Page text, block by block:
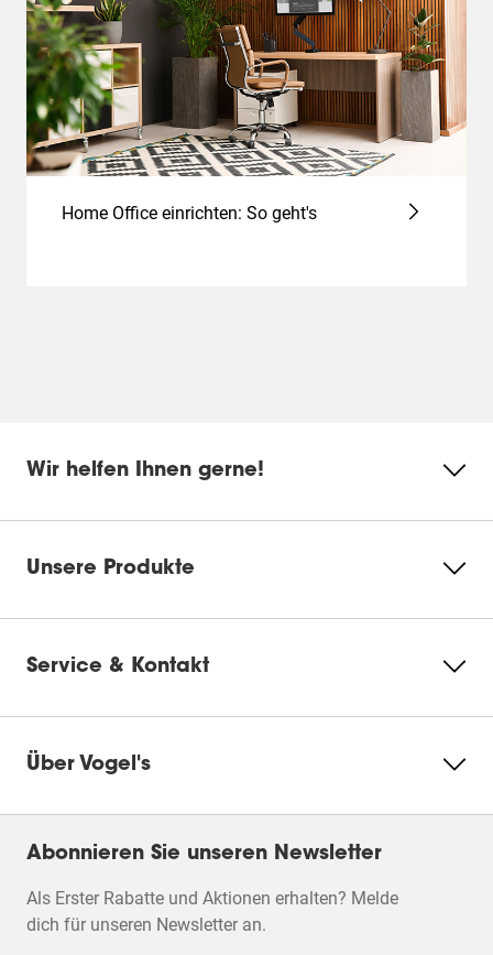
Home Office einrichten: So geht's
Wir helfen Ihnen gerne!
Unsere Produkte
Service & Kontakt
Über Vogel's
Abonnieren Sie unseren Newsletter
Als Erster Rabatte und Aktionen erhalten? Melde
dich für unseren Newsletter an.